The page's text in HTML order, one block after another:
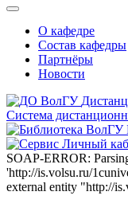
О кафедре
Состав кафедры
Партнёры
Новости
Система
SOAP-ERROR:
'http://is.volsu.ru/
external entity "http://